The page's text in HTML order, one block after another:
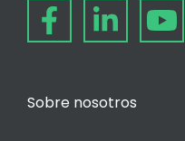
Sobre nosotros